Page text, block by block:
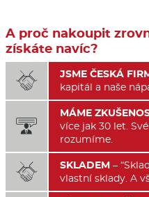
A proč nakoupit
získáte navíc?
 JSME ČESKÁ
kapitál a naše

MÁME
více jak 30 let.
rozumíme.
 SKLADEM –
vlastní sklady. A